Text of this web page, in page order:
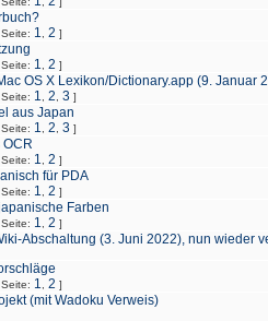
1 2 ]
1 2 ]
OS X Lexikon/Dictionary.app (9. Januar
1 2 3 ]
aus Japan
1 2 3 ]
1 2 ]
für PDA
1 2 ]
Farben
1 2 ]
Abschaltung (3. Juni 2022), nun wieder
1 2 ]
(mit Wadoku Verweis)